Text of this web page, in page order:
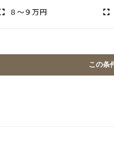
８〜９万円